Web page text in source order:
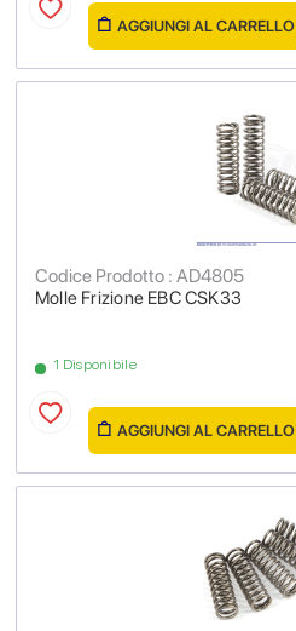
AGGIUNGI AL CARRELLO
Molle Frizione EBC CSK33
Codice Prodotto : AD4805
1 Disponibile
AGGIUNGI AL CARRELLO